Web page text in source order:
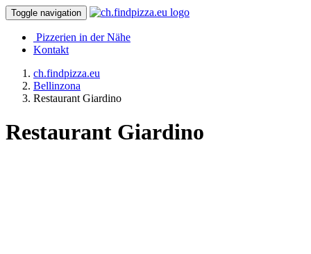
Toggle navigation
Pizzerien in der Nähe
Kontakt
ch.findpizza.eu
Bellinzona
Restaurant Giardino
Restaurant Giardino